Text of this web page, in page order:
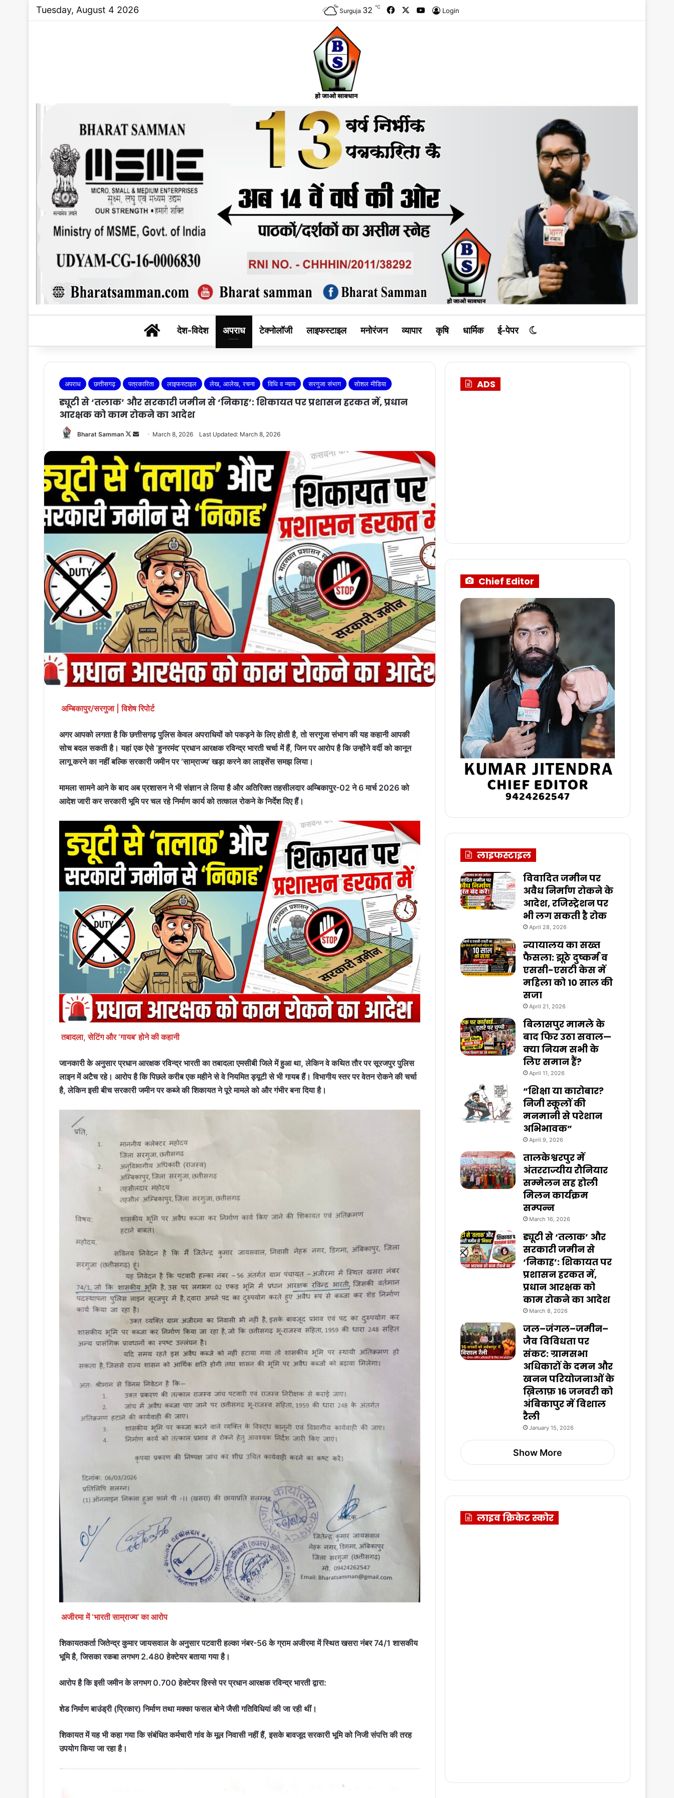
Tuesday, August 4 2026 Surguja 32 ℃ FacebookYouTube
Login
BHARAT SAMMAN
देश-विदेश अपराध टेक्नोलॉजी लाइफस्टाइल मनोरंजन व्यापार कृषि धार्मिक ई-पेपर Switch skin
अपराध छत्तीसगढ़ पत्रकारिता लाइफस्टाइल लेख, आलेख, रचना विधि व न्याय सरगुजा संभाग सोशल मीडिया
ड्यूटी से ‘तलाक’ और सरकारी जमीन से ‘निकाह’: शिकायत पर प्रशासन हरकत में, प्रधान
आरक्षक को काम रोकने का आदेश
Bharat Samman
Follow
Send March 8, 2026 Last Updated: March 8, 2026
अम्बिकापुर/सरगुजा | विशेष रिपोर्ट
अगर आपको लगता है कि छत्तीसगढ़ पुलिस केवल अपराधियों को पकड़ने के लिए होती है, तो सरगुजा संभाग की यह कहानी आपकी
सोच बदल सकती है। यहां एक ऐसे ‘हुनरमंद’ प्रधान आरक्षक रविन्द्र भारती चर्चा में हैं, जिन पर आरोप है कि उन्होंने वर्दी को कानून
लागू करने का नहीं बल्कि सरकारी जमीन पर ‘साम्राज्य’ खड़ा करने का लाइसेंस समझ लिया।
मामला सामने आने के बाद अब प्रशासन ने भी संज्ञान ले लिया है और अतिरिक्त तहसीलदार अम्बिकापुर-02 ने 6 मार्च 2026 को
आदेश जारी कर सरकारी भूमि पर चल रहे निर्माण कार्य को तत्काल रोकने के निर्देश दिए हैं।
तबादला, सेटिंग और ‘गायब’ होने की कहानी
जानकारी के अनुसार प्रधान आरक्षक रविन्द्र भारती का तबादला एमसीबी जिले में हुआ था, लेकिन वे कथित तौर पर सूरजपुर पुलिस
लाइन में अटैच रहे। आरोप है कि पिछले करीब एक महीने से वे नियमित ड्यूटी से भी गायब हैं। विभागीय स्तर पर वेतन रोकने की चर्चा
है, लेकिन इसी बीच सरकारी जमीन पर कब्जे की शिकायत ने पूरे मामले को और गंभीर बना दिया है।
अजीरमा में ‘भारती साम्राज्य’ का आरोप
शिकायतकर्ता जितेन्द्र कुमार जायसवाल के अनुसार पटवारी हल्का नंबर-56 के ग्राम अजीरमा में स्थित खसरा नंबर 74/1 शासकीय
भूमि है, जिसका रकबा लगभग 2.480 हेक्टेयर बताया गया है।
आरोप है कि इसी जमीन के लगभग 0.700 हेक्टेयर हिस्से पर प्रधान आरक्षक रविन्द्र भारती द्वारा:
शेड निर्माण बाउंड्री (प्रिकार) निर्माण तथा मक्का फसल बोने जैसी गतिविधियां की जा रही थीं।
शिकायत में यह भी कहा गया कि संबंधित कर्मचारी गांव के मूल निवासी नहीं हैं, इसके बावजूद सरकारी भूमि को निजी संपत्ति की तरह
उपयोग किया जा रहा है।
ADS
Chief Editor
लाइफस्टाइल
विवादित जमीन पर
अवैध निर्माण रोकने के
आदेश, रजिस्ट्रेशन पर
भी लग सकती है रोक
April 28, 2026
न्यायालय का सख्त
फैसला: झूठे दुष्कर्म व
एससी-एसटी केस में
महिला को 10 साल की
सजा
April 21, 2026
बिलासपुर मामले के
बाद फिर उठा सवाल—
क्या नियम सभी के
लिए समान हैं?
April 11, 2026
“शिक्षा या कारोबार?
निजी स्कूलों की
मनमानी से परेशान
अभिभावक”
April 9, 2026
तालकेश्वरपुर में
अंतरराज्यीय रौनियार
सम्मेलन सह होली
मिलन कार्यक्रम
सम्पन्न
March 16, 2026
ड्यूटी से ‘तलाक’ और
सरकारी जमीन से
‘निकाह’: शिकायत पर
प्रशासन हरकत में,
प्रधान आरक्षक को
काम रोकने का आदेश
March 8, 2026
जल–जंगल–जमीन–
जैव विविधता पर
संकट: ग्रामसभा
अधिकारों के दमन और
खनन परियोजनाओं के
ख़िलाफ़ 16 जनवरी को
अंबिकापुर में विशाल
रैली
January 15, 2026
Show More
लाइव क्रिकेट स्कोर